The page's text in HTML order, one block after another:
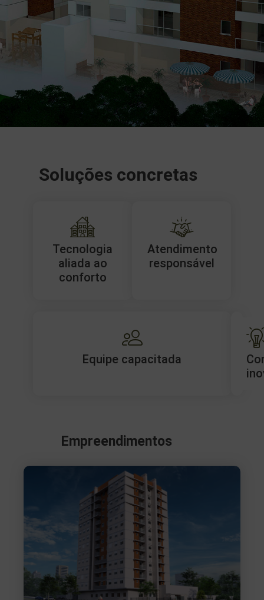
Soluções concretas
Tecnologia
aliada ao
conforto
Atendimento
responsável
Equipe capacitada
Empreendimentos